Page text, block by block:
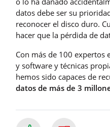
datos debe ser su
reconocer el disco duro.
hacer que la pérdida de
Con más de 100 expertos
y software y técnicas
hemos sido capaces de
datos de más de 3